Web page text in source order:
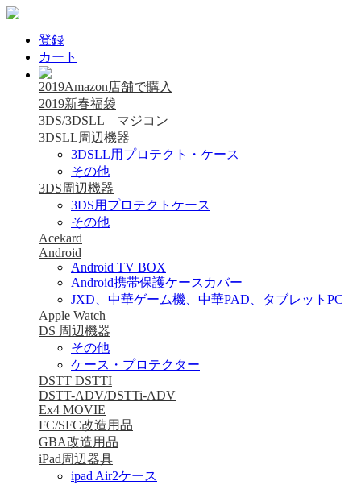
登録
カート
2019Amazon店舗で購入
2019新春福袋
3DS/3DSLL マジコン
3DSLL周辺機器
3DSLL用プロテクト・ケース
その他
3DS周辺機器
3DS用プロテクトケース
その他
Acekard
Android
Android TV BOX
Android携帯保護ケースカバー
JXD、中華ゲーム機、中華PAD、タブレットPC
Apple Watch
DS 周辺機器
その他
ケース・プロテクター
DSTT DSTTI
DSTT-ADV/DSTTi-ADV
Ex4 MOVIE
FC/SFC改造用品
GBA改造用品
iPad周辺器具
ipad Air2ケース